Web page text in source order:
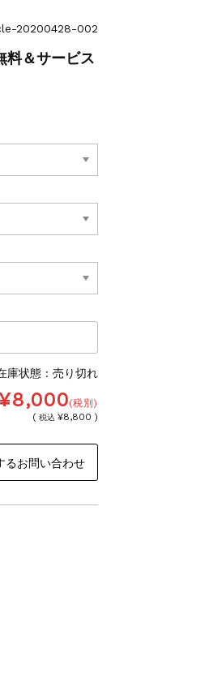
20200428-002
料＆サービス
庫状態 : 売り切れ
(税別)
( 税込 ¥8,800 )
るお問い合わせ